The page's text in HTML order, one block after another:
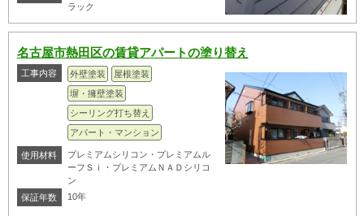
ラック
名古屋市熱田区の賃貸アパートの塗り替え
工事内容 外壁塗装
屋根塗装
塀・擁壁塗装
シーリング打ち替え
アパート・マンション
使用材料
プレミアムシリコン・プレミアムル
ーフＳｉ・プレミアムＮＡＤシリコ
ン
保証年数
10年